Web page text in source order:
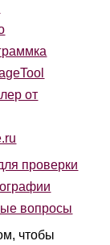
от
проверки
вопросы
чтобы